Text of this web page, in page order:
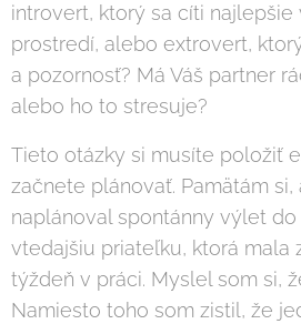
introvert, ktorý sa cíti najlepšie
prostredí, alebo extrovert,
a pozornosť? Má Váš partner
alebo ho to stresuje?
Tieto otázky si musíte položiť
začnete plánovať. Pamätám si,
naplánoval spontánny výlet
vtedajšiu priateľku, ktorá mala
týždeň v práci. Myslel som si,
Namiesto toho som zistil, že